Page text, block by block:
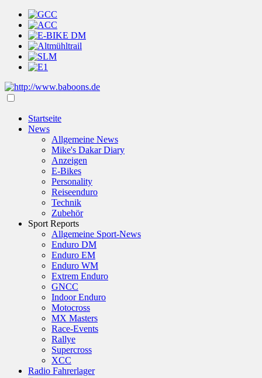
Startseite
News
Allgemeine News
Mike's Dakar Diary
Anzeigen
E-Bikes
Personality
Reiseenduro
Technik
Zubehör
Sport Reports
Allgemeine Sport-News
Enduro DM
Enduro EM
Enduro WM
Extrem Enduro
GNCC
Indoor Enduro
Motocross
MX Masters
Race-Events
Rallye
Supercross
XCC
Radio Fahrerlager